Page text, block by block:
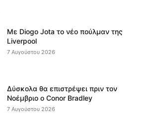
Με Diogo Jota το νέο πούλμαν της
Liverpool
7 Αυγούστου 2026
Δύσκολα θα επιστρέψει πριν τον
Νοέμβριο ο Conor Bradley
7 Αυγούστου 2026